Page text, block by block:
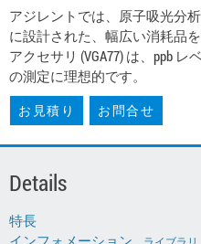
アジレントでは、原子吸光分
に設計された、幅広い消耗品
アクセサリ (VGA77) は、ppb
の測定に理想的です。
お見積り お問合せ
Details
特長
インフォメーション
ライブラリ